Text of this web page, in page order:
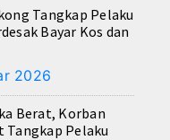
Tangkap Pelaku
Bayar Kos dan
2026
Berat, Korban
Tangkap Pelaku